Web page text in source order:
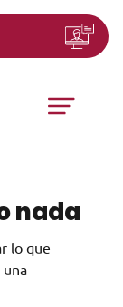
nada
lo que
una